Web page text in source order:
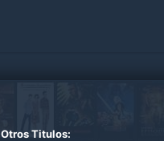
Otros Titulos: